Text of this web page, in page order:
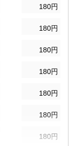
180円
180円
180円
180円
180円
180円
180円